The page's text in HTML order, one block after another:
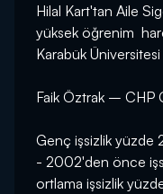
Hilal Kart'tan Aile
yüksek öğrenim
Karabük Üniversitesi
Faik Öztrak – CHP
Genç işsizlik yüzde
- 2002'den önce
ortlama işsizlik